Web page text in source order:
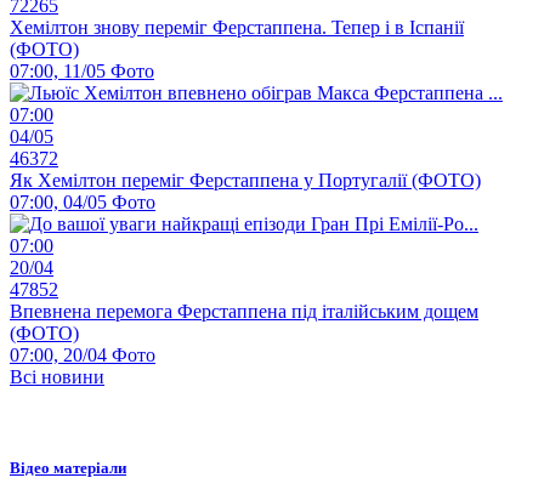
72265
Хемілтон знову переміг Ферстаппена. Тепер і в Іспанії
(ФОТО)
07:00, 11/05 Фото
07:00
04/05
46372
Як Хемілтон переміг Ферстаппена у Португалії (ФОТО)
07:00, 04/05 Фото
07:00
20/04
47852
Впевнена перемога Ферстаппена під італійським дощем
(ФОТО)
07:00, 20/04 Фото
Всі новини
Відео матеріали